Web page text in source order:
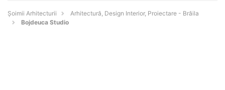
Șoimii Arhitecturii
Arhitectură, Design Interior, Proiectare - Brăila
Bojdeuca Studio